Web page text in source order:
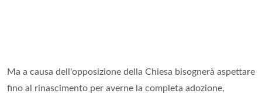
Ma a causa dell'opposizione della Chiesa bisognerà aspettare
fino al rinascimento per averne la completa adozione,